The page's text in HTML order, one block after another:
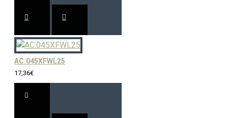
AC.045XFWL25
17,36€